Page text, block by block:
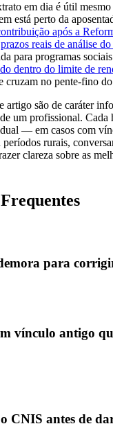
em dia é útil
está perto da
após a
prazos reais de análise
para programas
dentro do limite de
cruzam no pente-fino
artigo são de caráter
um profissional. Cada
— em casos com
períodos rurais,
clareza sobre as
para
vínculo antigo
CNIS antes de